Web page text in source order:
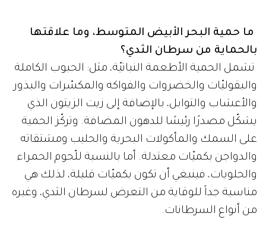
ما حمية البحر الأبيض المتوسط، وما علاقتها
بالحماية من سرطان الثدي؟
تشمل الحمية الأطعمة النباتيّة، مثل: الحبوب الكاملة
والبقوليّات والخضروات والفواكه والمكسّرات والبذور
والأعشاب والتوابل، بالإضافة إلى زيت الزيتون الذي
يشكّل مصدرًا رئيسًا للدهون المضافة. وتركّز الحمية
على السمك والمأكولات البحرية والحليب ومشتقاته
والدواجن بكميّات معتدلة. أما بالنسبة للّحوم الحمراء
والحلويات، فينبغي أن تكون بكميّات قليلة، لذلك هي
مناسبة جداً للوقاية من التعرض لسرطان الثدي، وغيره
من أنواع السرطانات.